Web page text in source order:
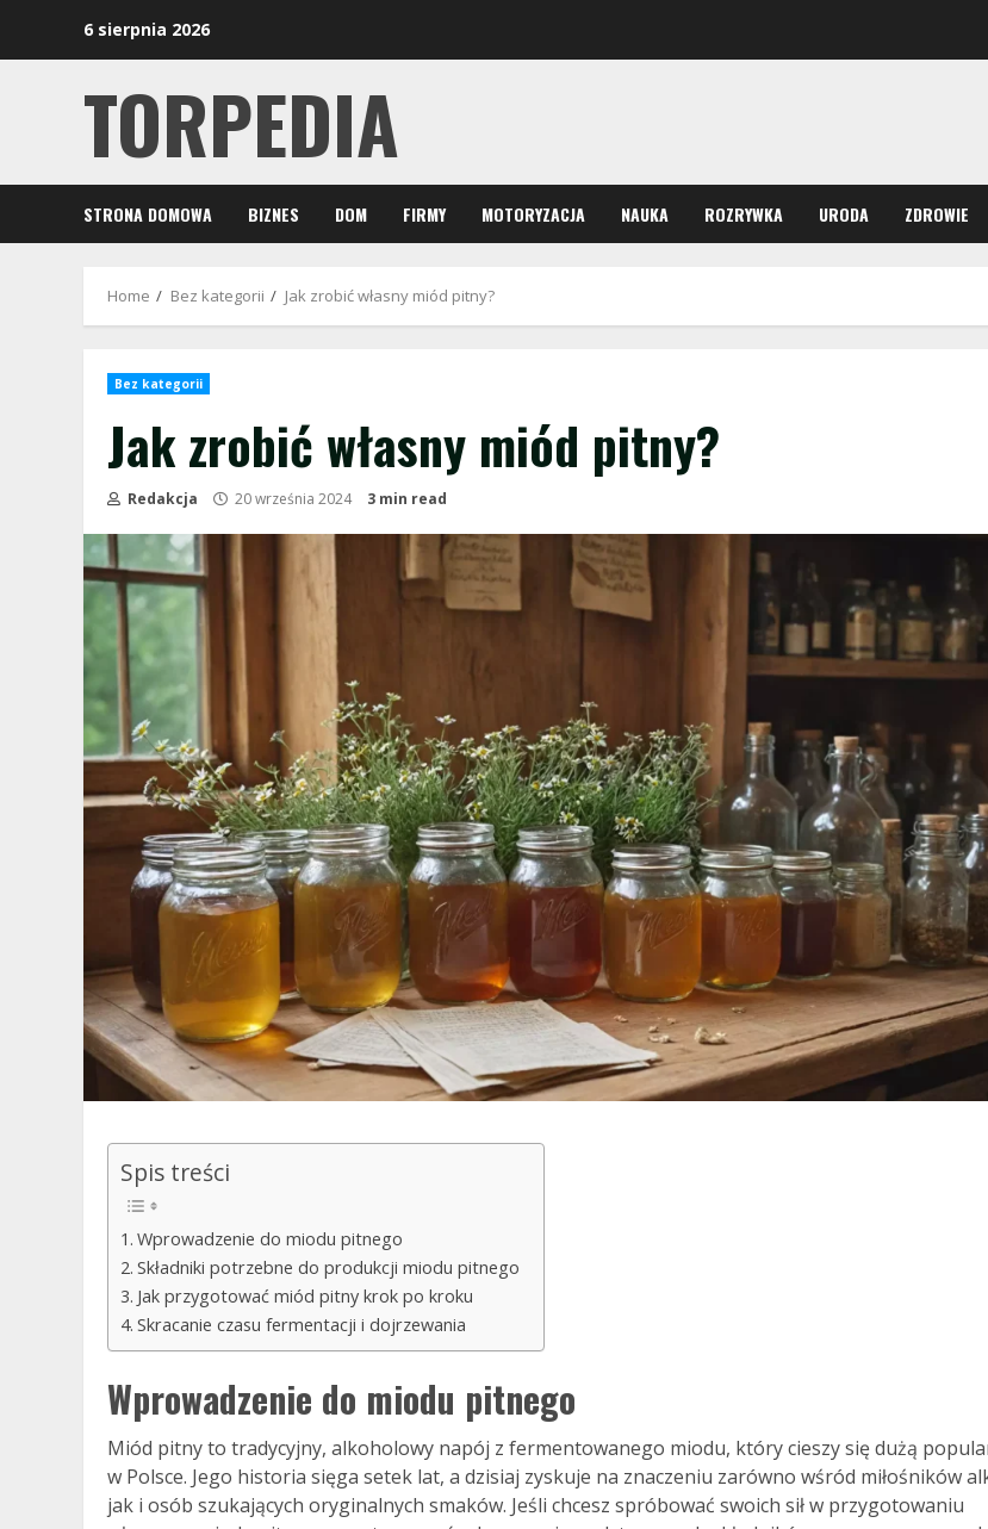
6 sierpnia 2026
TORPEDIA
STRONA DOMOWA BIZNES DOM FIRMY MOTORYZACJA NAUKA ROZRYWKA URODA ZDROWIE
Home Bez kategorii Jak zrobić własny miód pitny?
Bez kategorii
Jak zrobić własny miód pitny?
Redakcja 20 września 2024 3 min read
Spis treści
Wprowadzenie do miodu pitnego
Składniki potrzebne do produkcji miodu pitnego
Jak przygotować miód pitny krok po kroku
Skracanie czasu fermentacji i dojrzewania
Wprowadzenie do miodu pitnego
Miód pitny to tradycyjny, alkoholowy napój z fermentowanego miodu, który cieszy się dużą
w Polsce. Jego historia sięga setek lat, a dzisiaj zyskuje na znaczeniu zarówno wśród miłośników
jak i osób szukających oryginalnych smaków. Jeśli chcesz spróbować swoich sił w przygotowaniu